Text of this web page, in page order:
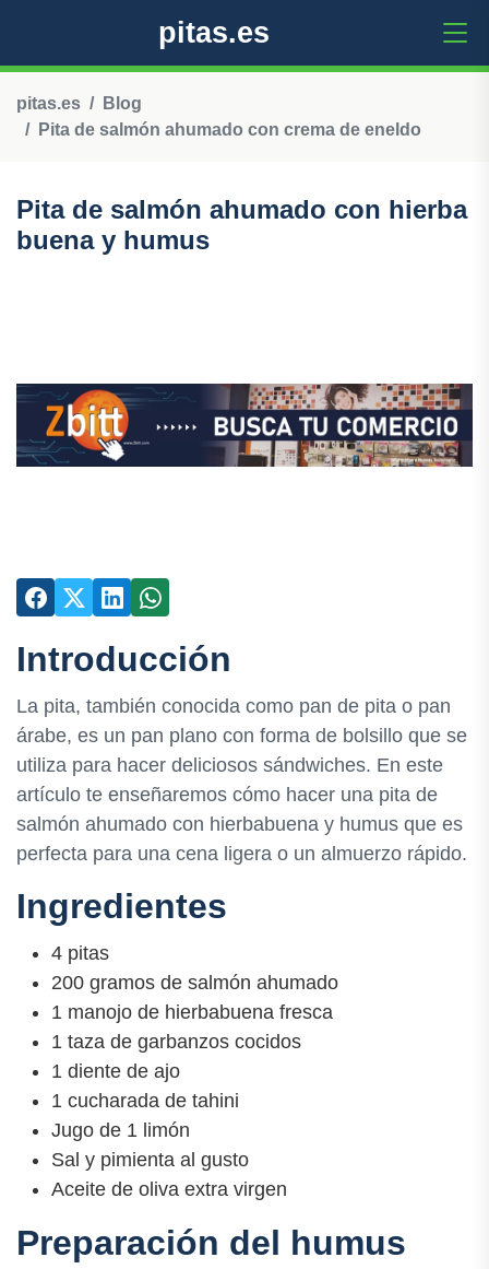
pitas.es
pitas.es
Blog
Pita de salmón ahumado con crema de eneldo
Pita de salmón ahumado con hierba
buena y humus
Introducción
La pita, también conocida como pan de pita o pan
árabe, es un pan plano con forma de bolsillo que se
utiliza para hacer deliciosos sándwiches. En este
artículo te enseñaremos cómo hacer una pita de
salmón ahumado con hierbabuena y humus que es
perfecta para una cena ligera o un almuerzo rápido.
Ingredientes
4 pitas
200 gramos de salmón ahumado
1 manojo de hierbabuena fresca
1 taza de garbanzos cocidos
1 diente de ajo
1 cucharada de tahini
Jugo de 1 limón
Sal y pimienta al gusto
Aceite de oliva extra virgen
Preparación del humus